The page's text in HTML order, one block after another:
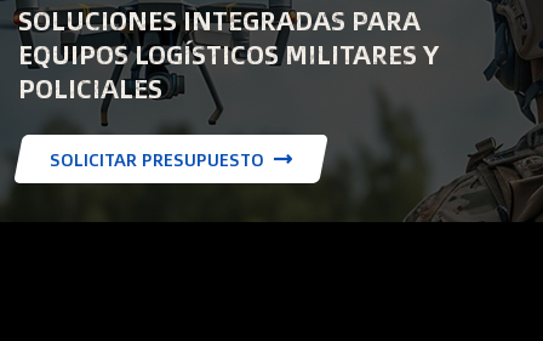
SOLUCIONES INTEGRADAS PARA
EQUIPOS LOGÍSTICOS MILITARES Y
POLICIALES
SOLICITAR PRESUPUESTO